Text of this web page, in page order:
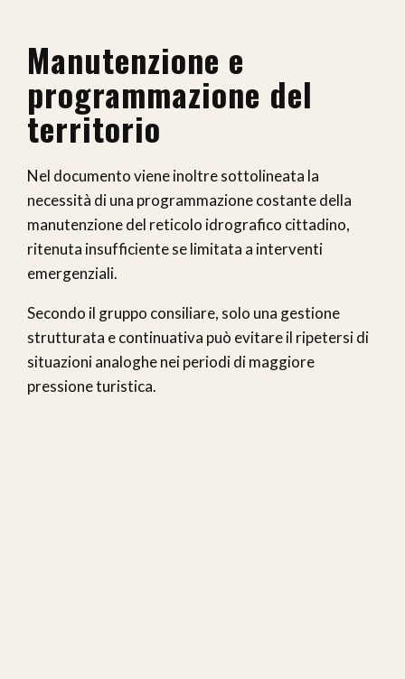
Manutenzione e
programmazione del
territorio
Nel documento viene inoltre sottolineata la
necessità di una programmazione costante della
manutenzione del reticolo idrografico cittadino,
ritenuta insufficiente se limitata a interventi
emergenziali.
Secondo il gruppo consiliare, solo una gestione
strutturata e continuativa può evitare il ripetersi di
situazioni analoghe nei periodi di maggiore
pressione turistica.